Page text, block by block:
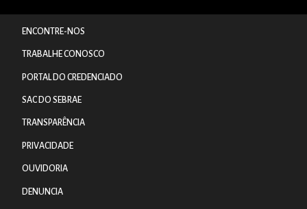
ENCONTRE-NOS
TRABALHE CONOSCO
PORTAL DO CREDENCIADO
SAC DO SEBRAE
TRANSPARÊNCIA
PRIVACIDADE
OUVIDORIA
DENUNCIA